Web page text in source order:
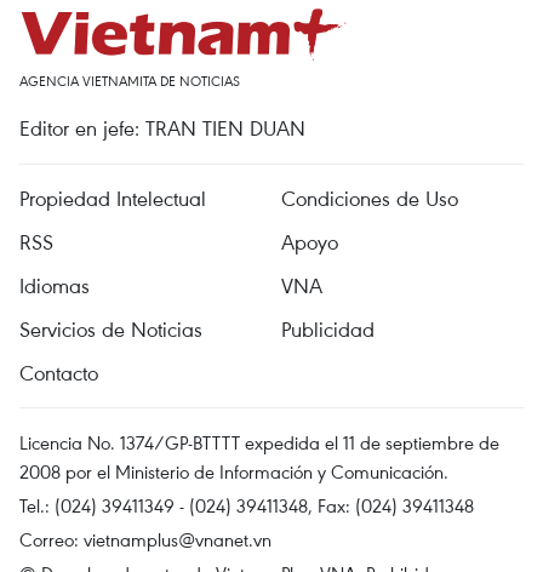
AGENCIA VIETNAMITA DE NOTICIAS
Editor en jefe: TRAN TIEN DUAN
Propiedad Intelectual
Condiciones de Uso
RSS
Apoyo
Idiomas
VNA
Servicios de Noticias
Publicidad
Contacto
Licencia No. 1374/GP-BTTTT expedida el 11 de septiembre de
2008 por el Ministerio de Información y Comunicación.
Tel.: (024) 39411349 - (024) 39411348, Fax: (024) 39411348
Correo: vietnamplus@vnanet.vn